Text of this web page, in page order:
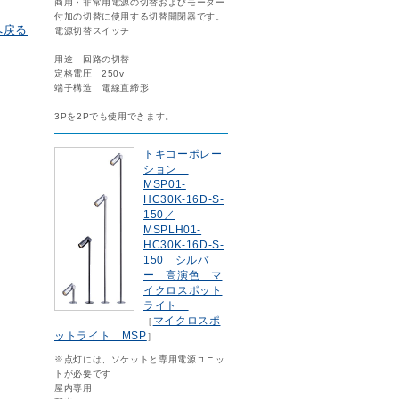
る
商用・非常用電源の切替およびモーター
付加の切替に使用する切替開閉器です。
電源切替スイッチ
用途 回路の切替
定格電圧 250v
端子構造 電線直締形
3Pを2Pでも使用できます。
トキコーポレー
ション
MSP01-
HC30K-16D-S-
150／
MSPLH01-
HC30K-16D-S-
150 シルバ
ー 高演色 マ
イクロスポット
ライト
［ マイクロスポ
ットライト MSP］
※点灯には、ソケットと専用電源ユニッ
トが必要です
屋内専用